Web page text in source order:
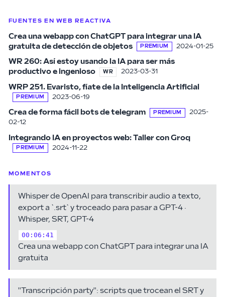
FUENTES EN WEB REACTIVA
Crea una webapp con ChatGPT para integrar una IA
gratuita de detección de objetos
PREMIUM 2024-01-25
WR 260: Así estoy usando la IA para ser más
productivo e ingenioso
WR 2023-03-31
WRP 251. Evaristo, fíate de la Inteligencia Artificial
PREMIUM 2023-06-19
Crea de forma fácil bots de telegram PREMIUM
2025-
02-12
Integrando IA en proyectos web: Taller con Groq
PREMIUM 2024-11-22
MOMENTOS
Whisper de OpenAI para transcribir audio a texto,
export a `.srt` y troceado para pasar a GPT-4 ·
Whisper, SRT, GPT-4
00:06:41
Crea una webapp con ChatGPT para integrar una IA
gratuita
"Transcripción party": scripts que trocean el SRT y